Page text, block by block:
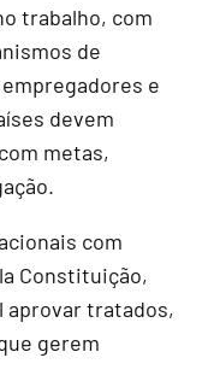
trabalho, com
de
e
devem
metas,
com
Constituição,
aprovar tratados,
gerem